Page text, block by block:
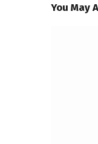
You May